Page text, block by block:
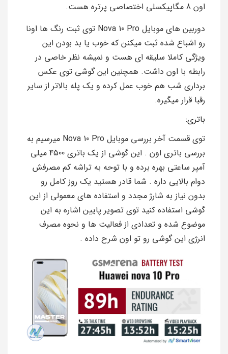
اون 8 مگاپیکسلی اختصاصی پرتره هست.
دوربین های موبایل Nova 10 Pro توی ثبت رنگ ها اونا
رو اشباع شده ثبت میکنن که خوب یا بد بودن این
ویژگی کاملا سلیقه ای هست و نمیشه نظر خاصی در
رابطه با اون داشت. همچنین این گوشی توی عکس
برداری شب هم خوب عمل کرده و یک پله بالاتر از سایر
رقبا قرار میگیره.
باتری:
توی قسمت آخر بررسی موبایل Nova 10 Pro میرسیم به
بررسی باتری اون . این گوشی از یک باتری 4500 میلی
آمپر ساعتی بهره برده و با توحه به تراشه کم مصرفش
دوام بالایی داره . شما قادر هستید یک روز کامل رو
بدون نیاز به شارژ مجدد و استفاده های معمولی از این
گوشی استفاده کنید توی تصویر پایین اشاره به این
موضوع شده و تعدادی از فعالیت ها و نحوه مصرف
انرژی این گوشی رو تو اون شرح داده .